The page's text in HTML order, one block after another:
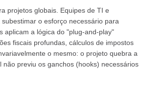
projetos globais. Equipes de TI e
o esforço necessário para
aplicam a lógica do "plug-and-play"
fiscais profundas, cálculos de impostos
o mesmo: o projeto quebra a
previu os ganchos (hooks) necessários